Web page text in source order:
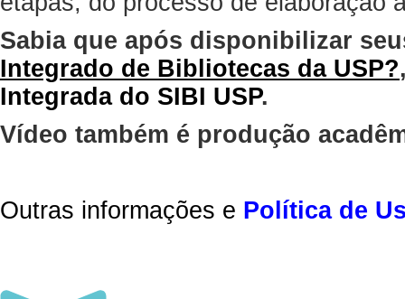
Sabia que após disponibilizar
Integrado de Bibliotecas da USP?
Integrada do SIBI USP.
Vídeo também é produção
Outras informações e Política de